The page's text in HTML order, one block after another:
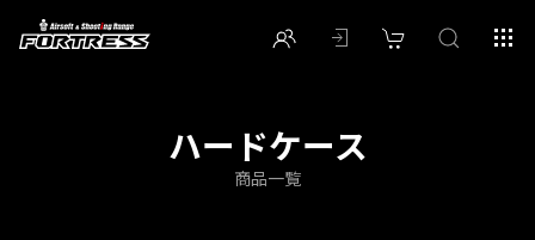
ハードケース
商品一覧